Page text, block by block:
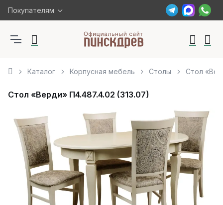
Покупателям
Каталог Корпусная мебель Столы Стол
Стол «Верди» П4.487.4.02 (313.07)